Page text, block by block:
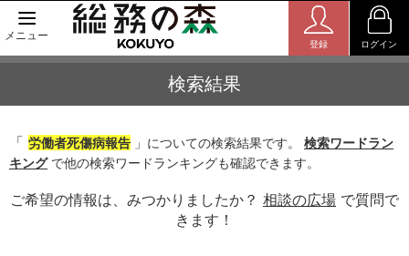
メニュー
登録 ログイン
検索結果
「 労働者死傷病報告 」についての検索結果です。 検索ワードラン
キングで他の検索ワードランキングも確認できます。
ご希望の情報は、みつかりましたか？ 相談の広場 で質問で
きます！